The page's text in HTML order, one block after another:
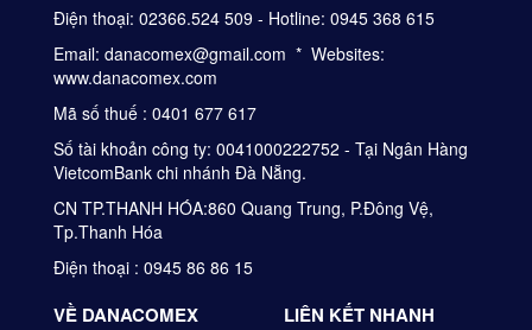
Điện thoại: 02366.524 509 - Hotline: 0945 368 615
Email: danacomex@gmail.com * Websites:
www.danacomex.com
Mã số thuế : 0401 677 617
Số tài khoản công ty: 0041000222752 - Tại Ngân Hàng
VietcomBank chi nhánh Đà Nẵng.
CN TP.THANH HÓA:860 Quang Trung, P.Đông Vệ,
Tp.Thanh Hóa
Điện thoại : 0945 86 86 15
VỀ DANACOMEX LIÊN KẾT NHANH